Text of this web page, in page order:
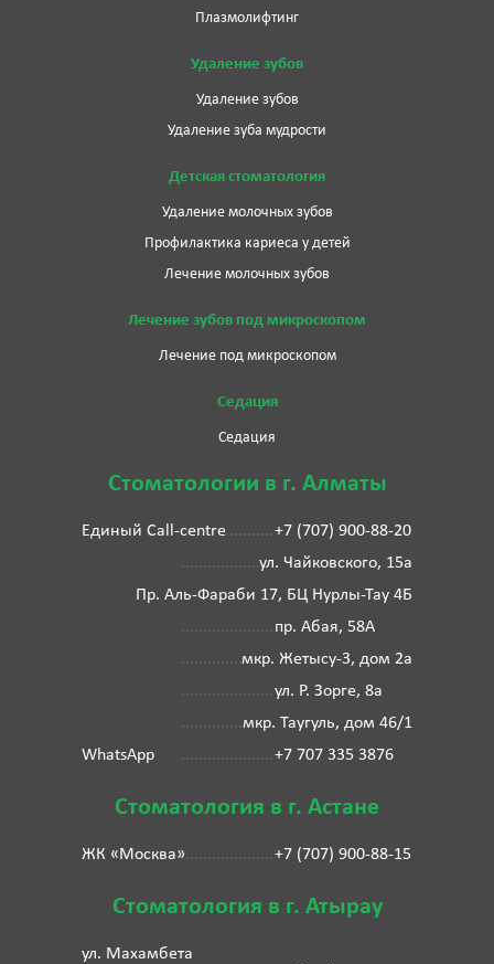
Плазмолифтинг
Удаление зубов
Удаление зубов
Удаление зуба мудрости
Детская стоматология
Удаление молочных зубов
Профилактика кариеса у детей
Лечение молочных зубов
Лечение зубов под микроскопом
Лечение под микроскопом
Седация
Седация
Стоматологии в г. Алматы
Единый Call-centre
+7 (707) 900-88-20
ул. Чайковского, 15а
Пр. Аль-Фараби 17, БЦ Нурлы-Тау 4Б
пр. Абая, 58А
мкр. Жетысу-3, дом 2а
ул. Р. Зорге, 8а
мкр. Таугуль, дом 46/1
WhatsApp
+7 707 335 3876
Стоматология в г. Астане
ЖК «Москва» +7 (707) 900-88-15
Стоматология в г. Атырау
ул. Махамбета